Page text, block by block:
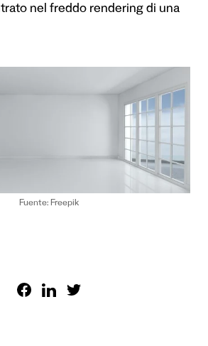
nel freddo rendering di una
Fuente: Freepik